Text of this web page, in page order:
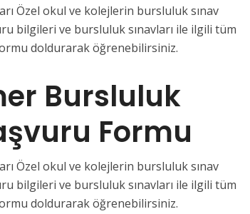
Özel okul ve kolejlerin bursluluk sınav
bilgileri ve bursluluk sınavları ile ilgili tüm
doldurarak öğrenebilirsiniz.
Bursluluk
Formu
Özel okul ve kolejlerin bursluluk sınav
bilgileri ve bursluluk sınavları ile ilgili tüm
doldurarak öğrenebilirsiniz.